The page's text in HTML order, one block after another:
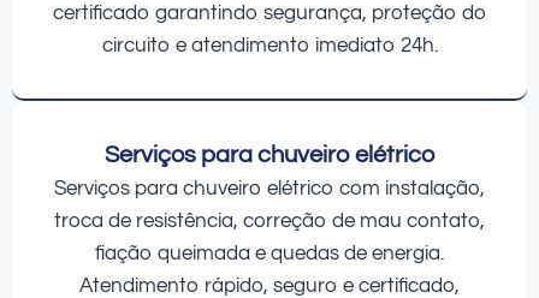
certificado garantindo segurança, proteção do
circuito e atendimento imediato 24h.
Serviços para chuveiro elétrico
Serviços para chuveiro elétrico com instalação,
troca de resistência, correção de mau contato,
fiação queimada e quedas de energia.
Atendimento rápido, seguro e certificado,